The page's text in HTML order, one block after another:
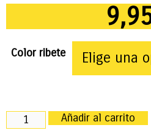
Color ribete
Añadir al carrito